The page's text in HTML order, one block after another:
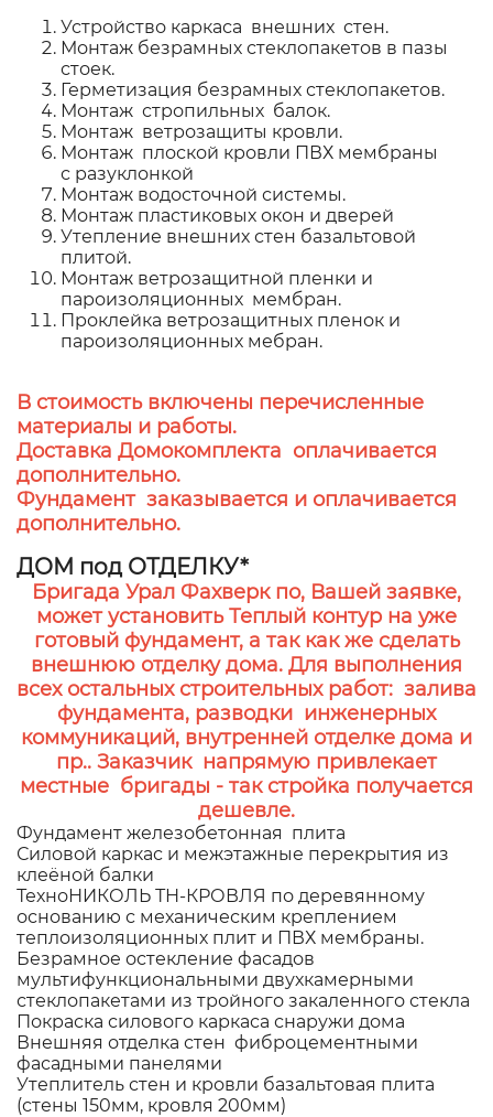
Устройство каркаса внешних стен.
Монтаж безрамных стеклопакетов в пазы
стоек.
Герметизация безрамных стеклопакетов.
Монтаж стропильных балок.
Монтаж ветрозащиты кровли.
Монтаж плоской кровли ПВХ мембраны
с разуклонкой
Монтаж водосточной системы.
Монтаж пластиковых окон и дверей
Утепление внешних стен базальтовой
плитой.
Монтаж ветрозащитной пленки и
пароизоляционных мембран.
Проклейка ветрозащитных пленок и
пароизоляционных мебран.
В стоимость включены перечисленные
материалы и работы.
Доставка Домокомплекта оплачивается
дополнительно.
Фундамент заказывается и оплачивается
дополнительно.
ДОМ под ОТДЕЛКУ*
Бригада Урал Фахверк по, Вашей заявке,
может установить Теплый контур на уже
готовый фундамент, а так как же сделать
внешнюю отделку дома. Для выполнения
всех остальных строительных работ: залива
фундамента, разводки инженерных
коммуникаций, внутренней отделке дома и
пр.. Заказчик напрямую привлекает
местные бригады - так стройка получается
дешевле.
Фундамент железобетонная плита
Силовой каркас и межэтажные перекрытия из
клеёной балки
ТехноНИКОЛЬ ТН-КРОВЛЯ по деревянному
основанию с механическим креплением
теплоизоляционных плит и ПВХ мембраны.
Безрамное остекление фасадов
мультифункциональными двухкамерными
стеклопакетами из тройного закаленного стекла
Покраска силового каркаса снаружи дома
Внешняя отделка стен фиброцементными
фасадными панелями
Утеплитель стен и кровли базальтовая плита
(стены 150мм, кровля 200мм)